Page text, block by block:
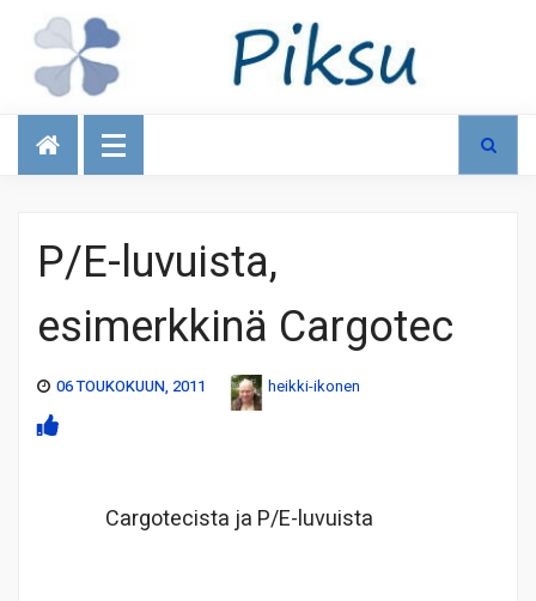
Talous
P/E-luvuista,
esimerkkinä Cargotec
06 TOUKOKUUN, 2011 heikki-ikonen
Cargotecista ja P/E-luvuista